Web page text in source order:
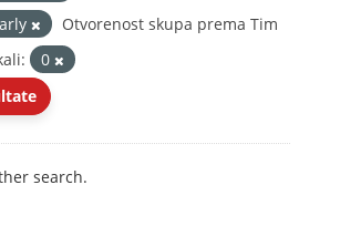
Otvorenost skupa prema Tim
0
search.